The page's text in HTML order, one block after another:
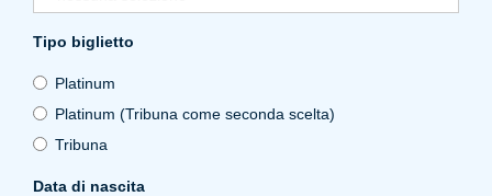
Tipo biglietto
Platinum
Platinum (Tribuna come seconda scelta)
Tribuna
Data di nascita